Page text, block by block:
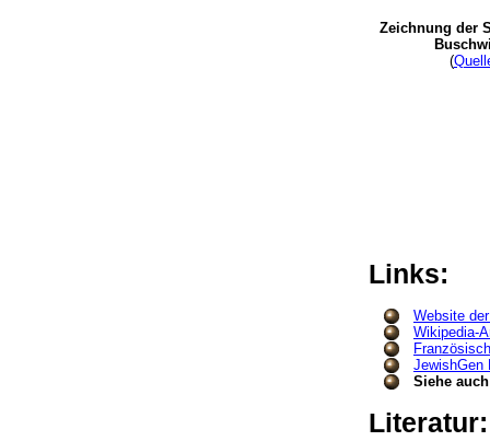
Zeichnung der
(
Links:
Website
Wikipedia-
JewishGen
Siehe